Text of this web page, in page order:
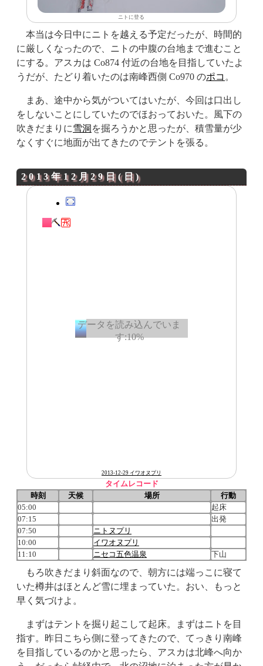
ニトに登る
本当は今日中にニトを越える予定だったが、時間的
に厳しくなったので、ニトの中腹の台地まで進むこと
にする。アスカは Co874 付近の台地を目指していたよ
うだが、たどり着いたのは南峰西側 Co970 のポコ 。
まあ、途中から気がついてはいたが、今回は口出し
をしないことにしていたのでほおっておいた。風下の
吹きだまりに雪洞 を掘ろうかと思ったが、積雪量が少
なくすぐに地面が出てきたのでテントを張る。
2013年12月29日(日)
2013-12-29 イワオヌプリ
タイムレコード
時刻
天候 場所
行動
05:00
起床
07:15
出発
07:50
ニトヌプリ
10:00
イワオヌプリ
11:10
ニセコ五色温泉 下山
もろ吹きだまり斜面なので、朝方には端っこに寝て
いた樽井はほとんど雪に埋まっていた。おい、もっと
早く気づけよ。
まずはテントを掘り起こして起床。まずはニトを目
指す。昨日こちら側に登ってきたので、てっきり南峰
を目指しているのかと思ったら、アスカは北峰へ向か